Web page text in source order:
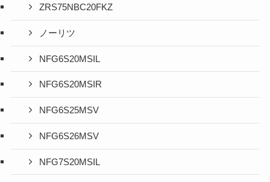
ZRS75NBC20FKZ
ノーリツ
NFG6S20MSIL
NFG6S20MSIR
NFG6S25MSV
NFG6S26MSV
NFG7S20MSIL